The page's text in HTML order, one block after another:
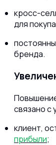
кросс-
для
бренда.
связано с
клиент,
прибыли;